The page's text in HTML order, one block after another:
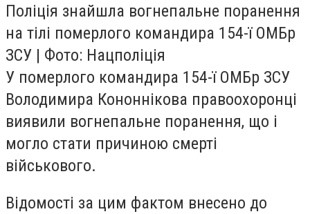
Поліція знайшла вогнепальне поранення
на тілі померлого командира 154-ї ОМБр
ЗСУ | Фото: Нацполіція
У померлого командира 154-ї ОМБр ЗСУ
Володимира Кононнікова правоохоронці
виявили вогнепальне поранення, що і
могло стати причиною смерті
військового.
Відомості за цим фактом внесено до